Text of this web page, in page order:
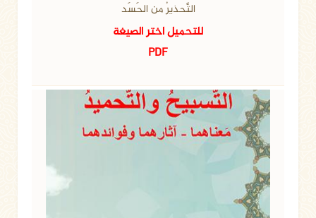
التَّحذيرُ من الحَسَد
للتحميل اختر الصيغة
PDF